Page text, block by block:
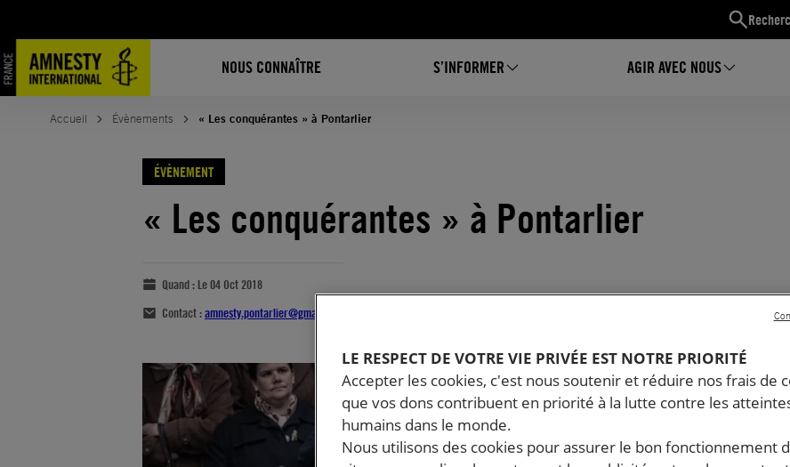
NOUS CONNAÎTRE S’INFORMER AGIR AVEC NOUS
Accueil Évènements « Les conquérantes » à Pontarlier
ÉVÈNEMENT
« Les conquérantes » à Pontarlier
Quand : Le 04 Oct 2018
Contact :amnesty.pontarlier@gmail.com
LE RESPECT DE VOTRE VIE PRIVÉE EST NOTRE PRIORITÉ
Accepter les cookies, c'est nous soutenir et réduire nos frais de
que vos dons contribuent en priorité à la lutte contre les
humains dans le monde.
Nous utilisons des cookies pour assurer le bon fonctionnement